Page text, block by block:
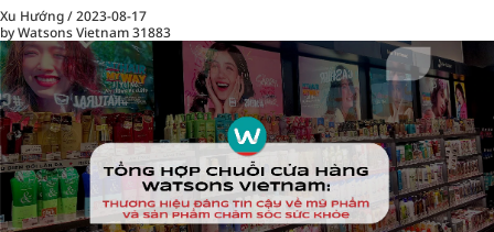
Xu Hướng/2023-08-17
by Watsons Vietnam31883